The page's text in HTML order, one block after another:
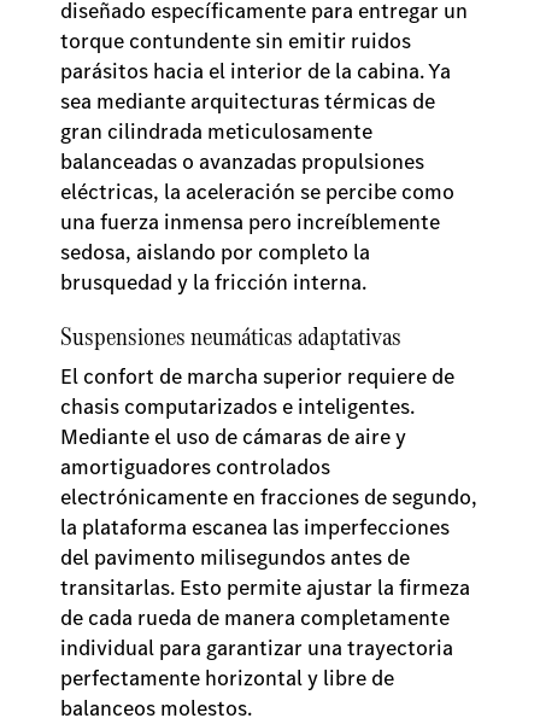
diseñado específicamente para entregar un
torque contundente sin emitir ruidos
parásitos hacia el interior de la cabina. Ya
sea mediante arquitecturas térmicas de
gran cilindrada meticulosamente
balanceadas o avanzadas propulsiones
eléctricas, la aceleración se percibe como
una fuerza inmensa pero increíblemente
sedosa, aislando por completo la
brusquedad y la fricción interna.
Suspensiones neumáticas adaptativas
El confort de marcha superior requiere de
chasis computarizados e inteligentes.
Mediante el uso de cámaras de aire y
amortiguadores controlados
electrónicamente en fracciones de segundo,
la plataforma escanea las imperfecciones
del pavimento milisegundos antes de
transitarlas. Esto permite ajustar la firmeza
de cada rueda de manera completamente
individual para garantizar una trayectoria
perfectamente horizontal y libre de
balanceos molestos.